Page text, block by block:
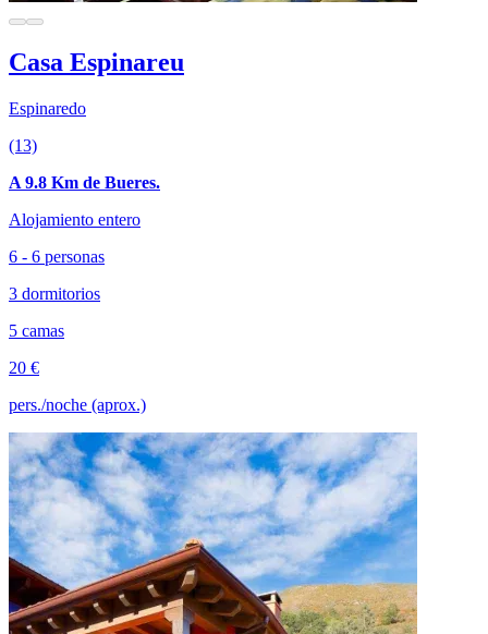
Casa Espinareu
Espinaredo
(13)
A 9.8 Km de Bueres.
Alojamiento entero
6 - 6 personas
3 dormitorios
5 camas
20 €
pers./noche (aprox.)